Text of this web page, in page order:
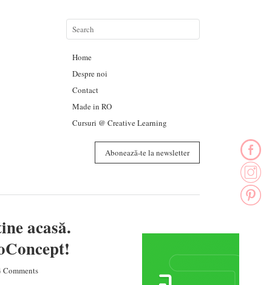
Home
Despre noi
Contact
Made in RO
Cursuri @ Creative Learning
Abonează-te la newsletter
acasă.
Comments